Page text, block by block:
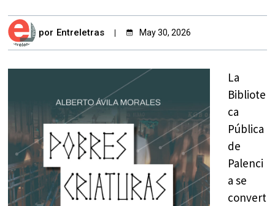
por Entreletras May 30, 2026
La
Bibliote
ca
Pública
de
Palenci
a se
convert